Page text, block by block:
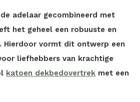
adelaar gecombineerd met
het geheel een robuuste en
vormt dit ontwerp een
liefhebbers van krachtige
katoen dekbedovertrek met een